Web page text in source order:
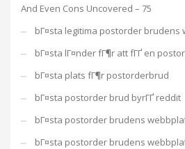
And Even Cons Uncovered – 75
bГ¤sta legitima postorder brudens
bГ¤sta lГ¤nder fГ¶r att fГҐ en
bГ¤sta plats fГ¶r postorderbrud
bГ¤sta postorder brud byrГҐ reddit
bГ¤sta postorder brudens
bГ¤sta postorder brudens